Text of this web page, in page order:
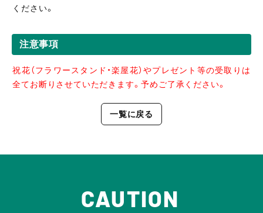
ください。
注意事項
祝花（フラワースタンド・楽屋花）やプレゼント等の受取りは
全てお断りさせていただきます。予めご了承ください。
一覧に戻る
CAUTION